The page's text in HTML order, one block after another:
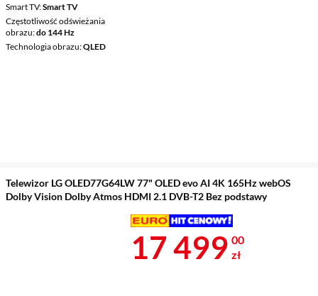
Smart TV Smart TV
Częstotliwość odświeżania
obrazu do 144 Hz
Technologia obrazu QLED
Telewizor LG OLED77G64LW 77" OLED evo AI 4K 165Hz webOS
Dolby Vision Dolby Atmos HDMI 2.1 DVB-T2 Bez podstawy
Cena 17 499
17 499 00
zł